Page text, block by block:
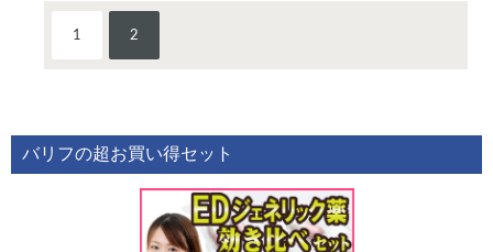
1 2
バリフの超お買い得セット